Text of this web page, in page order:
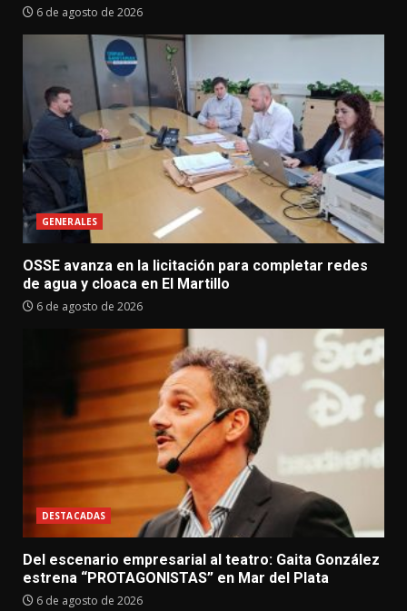
6 de agosto de 2026
GENERALES
OSSE avanza en la licitación para completar redes
de agua y cloaca en El Martillo
6 de agosto de 2026
DESTACADAS
Del escenario empresarial al teatro: Gaita González
estrena “PROTAGONISTAS” en Mar del Plata
6 de agosto de 2026